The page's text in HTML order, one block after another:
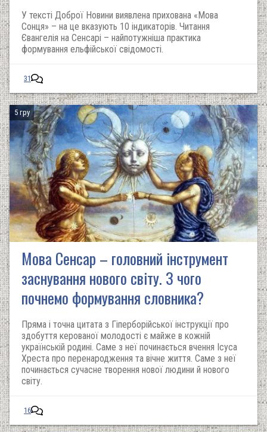
У тексті Доброї Новини виявлена прихована «Мова
Сонця» – на це вказують 10 індикаторів. Читання
Євангелія на Сенсарі – найпотужніша практика
формування ельфійської свідомості.
31
5 гру
Мова Сенсар – головний інструмент
заснування нового світу. З чого
почнемо формування словника?
Пряма і точна цитата з Гіперборійської інструкції про
здобуття керованої молодості є майже в кожній
українській родині. Саме з неї починається вчення Ісуса
Хреста про перенародження та вічне життя. Саме з неї
починається сучасне творення нової людини й нового
світу.
16